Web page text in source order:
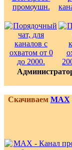
Скачиваем MAX